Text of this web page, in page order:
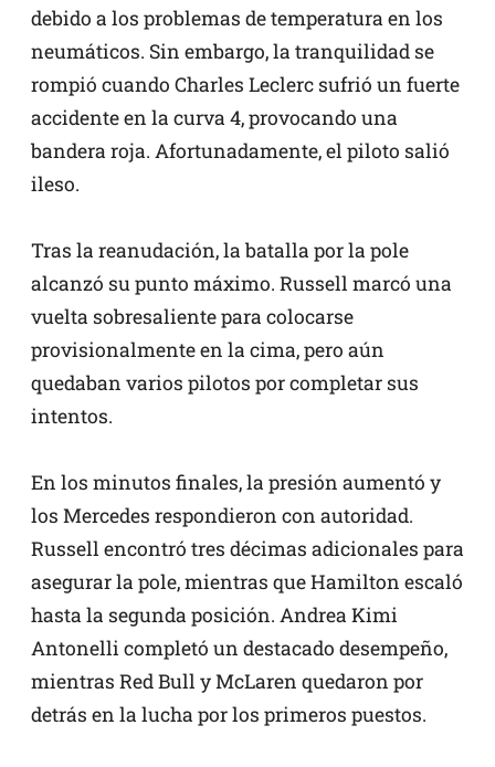
debido a los problemas de temperatura en los
neumáticos. Sin embargo, la tranquilidad se
rompió cuando Charles Leclerc sufrió un fuerte
accidente en la curva 4, provocando una
bandera roja. Afortunadamente, el piloto salió
ileso.
Tras la reanudación, la batalla por la pole
alcanzó su punto máximo. Russell marcó una
vuelta sobresaliente para colocarse
provisionalmente en la cima, pero aún
quedaban varios pilotos por completar sus
intentos.
En los minutos finales, la presión aumentó y
los Mercedes respondieron con autoridad.
Russell encontró tres décimas adicionales para
asegurar la pole, mientras que Hamilton escaló
hasta la segunda posición. Andrea Kimi
Antonelli completó un destacado desempeño,
mientras Red Bull y McLaren quedaron por
detrás en la lucha por los primeros puestos.